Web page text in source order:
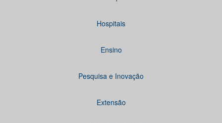
Hospitais
Ensino
Pesquisa e Inovação
Extensão